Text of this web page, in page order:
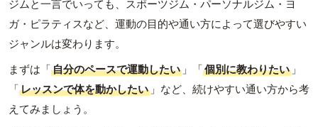
ジムと一言でいっても、スポーツジム・パーソナルジム・ヨ
ガ・ピラティスなど、運動の目的や通い方によって選びやすい
ジャンルは変わります。
まずは「自分のペースで運動したい 」「個別に教わりたい 」
「レッスンで体を動かしたい 」など、続けやすい通い方から考
えてみましょう。